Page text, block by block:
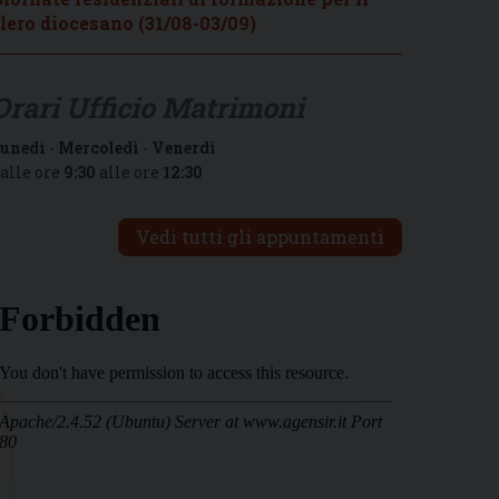
diocesano (31/08-03/09)
- Mercoledì - Venerdì
ore 9:30 alle ore 12:30
Vedi tutti gli appuntamenti